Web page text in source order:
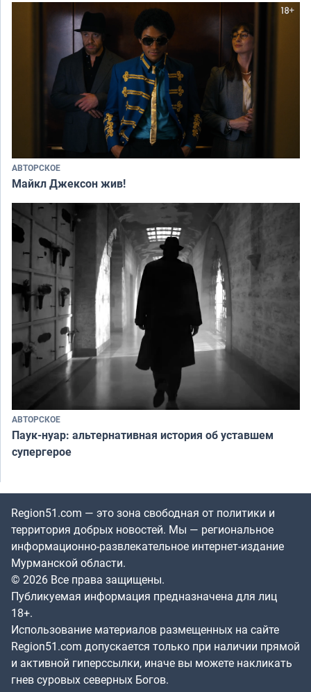
АВТОРСКОЕ
Майкл Джексон жив!
АВТОРСКОЕ
Паук-нуар: альтернативная история об уставшем
супергерое
Region51.com — это зона свободная от политики и
территория добрых новостей. Мы — региональное
информационно-развлекательное интернет-издание
Мурманской области.
© 2026 Все права защищены.
Публикуемая информация предназначена для лиц
18+.
Использование материалов размещенных на сайте
Region51.com допускается только при наличии прямой
и активной гиперссылки, иначе вы можете накликать
гнев суровых северных Богов.